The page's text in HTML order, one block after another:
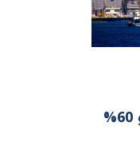
مصر تُصدر 14 سلعة بـ 1.5 مليار دولار بنمو 60%